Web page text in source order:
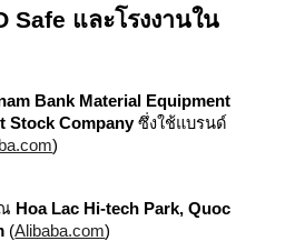
Safe และโรงงานใน
Bank Material Equipment
Stock Companyซึ่งใช้แบรนด์
)
Hoa Lac Hi-tech Park, Quoc
(Alibaba.com)